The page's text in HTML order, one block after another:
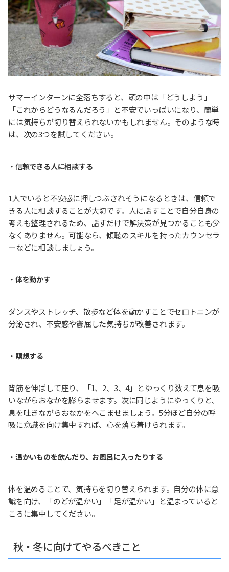
サマーインターンに全落ちすると、頭の中は「どうしよう」
「これからどうなるんだろう」と不安でいっぱいになり、簡単
には気持ちが切り替えられないかもしれません。そのような時
は、次の3つを試してください。
・ 信頼できる人に相談する
1人でいると不安感に押しつぶされそうになるときは、信頼で
きる人に相談することが大切です。人に話すことで自分自身の
考えも整理されるため、話すだけで解決策が見つかることも少
なくありません。可能なら、傾聴のスキルを持ったカウンセラ
ーなどに相談しましょう。
・ 体を動かす
ダンスやストレッチ、散歩など体を動かすことでセロトニンが
分泌され、不安感や鬱屈した気持ちが改善されます。
・ 瞑想する
背筋を伸ばして座り、「1、2、3、4」とゆっくり数えて息を吸
いながらおなかを膨らませます。次に同じようにゆっくりと、
息を吐きながらおなかをへこませましょう。5分ほど自分の呼
吸に意識を向け集中すれば、心を落ち着けられます。
・ 温かいものを飲んだり、お風呂に入ったりする
体を温めることで、気持ちを切り替えられます。自分の体に意
識を向け、「のどが温かい」「足が温かい」と温まっていると
ころに集中してください。
秋・冬に向けてやるべきこと